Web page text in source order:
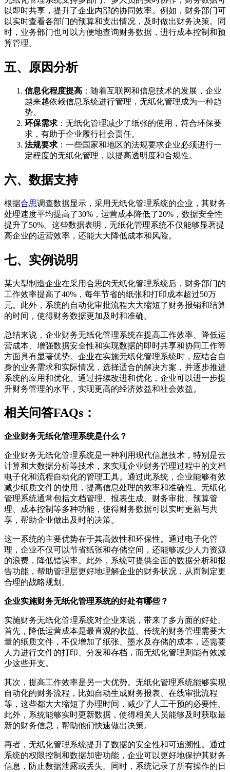
以即时共享，提升了企业内部的协同效率。例如，财务部门可
以实时查看各部门的预算和支出情况，及时做出财务决策。同
时，业务部门也可以方便地查询财务数据，进行成本控制和预
算管理。
五、原因分析
信息化程度提高 ：随着互联网和信息技术的发展，企业
越来越依赖信息系统进行管理，无纸化管理成为一种趋
势。
环保需求 ：无纸化管理减少了纸张的使用，符合环保要
求，有助于企业履行社会责任。
法规要求 ：一些国家和地区的法规要求企业必须进行一
定程度的无纸化管理，以提高透明度和合规性。
六、数据支持
根据合思调查数据显示，采用无纸化管理系统的企业，其财务
处理速度平均提高了30%，运营成本降低了20%，数据安全性
提升了50%。这些数据表明，无纸化管理系统不仅能够显著提
高企业的运营效率，还能大大降低成本和风险。
七、实例说明
某大型制造企业在采用合思的无纸化管理系统后，财务部门的
工作效率提高了40%，每年节省的纸张和打印成本超过50万
元。此外，系统的自动化审批流程大大缩短了财务报销和结算
的时间，使得财务数据更加及时和准确。
总结来说，企业财务无纸化管理系统在提高工作效率、降低运
营成本、增强数据安全性和实现数据的即时共享和协同工作等
方面具有显著优势。企业在实施无纸化管理系统时，应结合自
身的业务需求和实际情况，选择适合的解决方案，并逐步推进
系统的应用和优化。通过持续改进和优化，企业可以进一步提
升财务管理的水平，实现更高的经济效益和社会效益。
相关问答FAQs：
企业财务无纸化管理系统是什么？
企业财务无纸化管理系统是一种利用现代信息技术，特别是云
计算和大数据分析等技术，来实现企业财务管理过程中的文档
电子化和流程自动化的管理工具。通过此系统，企业能够有效
减少纸质文件的使用，提高信息处理的效率和准确性。无纸化
管理系统通常包括文档管理、报表生成、财务审批、预算管
理、成本控制等多种功能，使得财务数据可以实时更新与共
享，帮助企业做出及时的决策。
这一系统的主要优势在于其高效性和环保性。通过电子化管
理，企业不仅可以节省纸张和存储空间，还能够减少人力资源
的浪费，降低错误率。此外，系统可提供全面的数据分析和报
告功能，帮助管理层更好地理解企业的财务状况，从而制定更
合理的战略规划。
企业实施财务无纸化管理系统的好处有哪些？
实施财务无纸化管理系统对企业来说，带来了多方面的好处。
首先，降低运营成本是最直观的收益。传统的财务管理需要大
量的纸质文件，不仅增加了纸张、墨水及存储的成本，还需要
人力进行文件的打印、分发和存档，而无纸化管理则能有效减
少这些开支。
其次，提高工作效率是另一大优势。无纸化管理系统能够实现
自动化的财务流程，比如自动生成财务报表、在线审批流程
等，这些都大大缩短了办理时间，减少了人工干预的必要性。
此外，系统能够实时更新数据，使得相关人员能够及时获取最
新的财务信息，帮助他们快速做出决策。
再者，无纸化管理系统提升了数据的安全性和可追溯性。通过
系统的权限控制和数据加密功能，企业可以更好地保护其财务
信息，防止数据泄露或丢失。同时，系统记录了所有操作的日